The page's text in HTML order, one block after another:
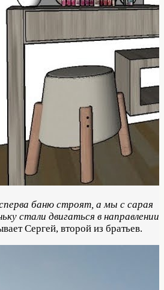
баню строят, а мы с сарая
стали двигаться в направлении
Сергей, второй из братьев.